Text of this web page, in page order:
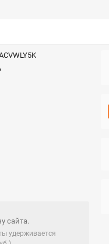
сайта.
удерживается